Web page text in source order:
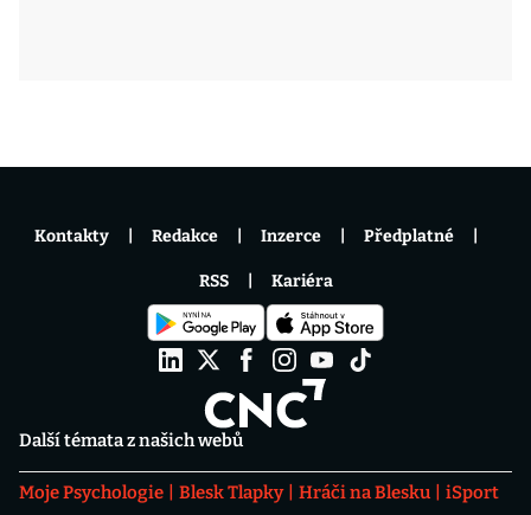
Další témata z našich webů
Moje Psychologie Blesk Tlapky Hráči na Blesku
iSport
Kontakty Redakce Inzerce Předplatné
RSS Kariéra